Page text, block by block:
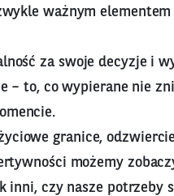
ważnym
za swoje decyzje i
– to, co wypierane nie
granice,
możemy
inni, czy nasze potrzeby